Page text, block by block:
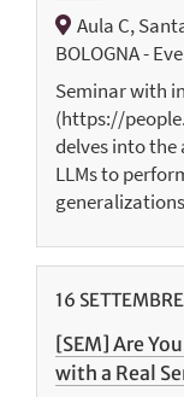
Aula C,
BOLOGNA -
Seminar with
(https://
delves into
LLMs to
16 SETTEMBRE
[SEM] Are
with a Real